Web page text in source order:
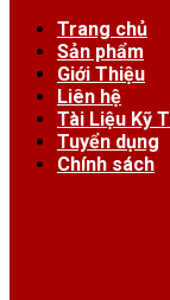
Trang chủ
Sản phẩm
Giới Thiệu
Liên hệ
Tài Liệu Kỹ
Tuyển dụng
Chính sách